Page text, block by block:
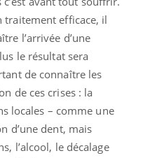
traitement efficace, il
l’arrivée d’une
le résultat sera
de connaître les
de ces crises : la
locales – comme une
d’une dent, mais
l’alcool, le décalage